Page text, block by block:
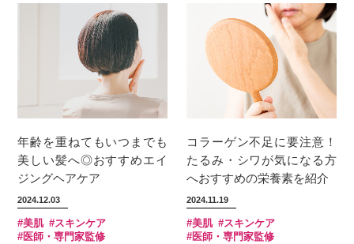
年齢を重ねてもいつまでも
美しい髪へ◎おすすめエイ
ジングヘアケア
2024.12.03
#美肌 #スキンケア
#医師・専門家監修
コラーゲン不足に要注意！
たるみ・シワが気になる方
へおすすめの栄養素を紹介
2024.11.19
#美肌 #スキンケア
#医師・専門家監修